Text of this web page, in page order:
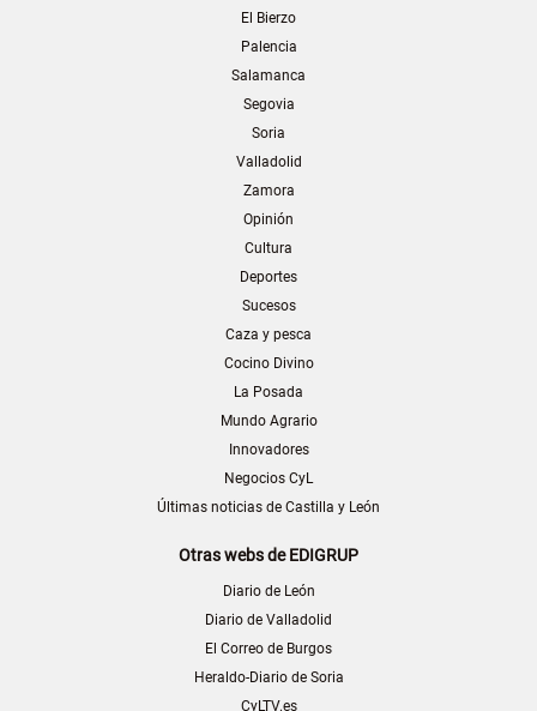
El Bierzo
Palencia
Salamanca
Segovia
Soria
Valladolid
Zamora
Opinión
Cultura
Deportes
Sucesos
Caza y pesca
Cocino Divino
La Posada
Mundo Agrario
Innovadores
Negocios CyL
Últimas noticias de Castilla y León
Otras webs de EDIGRUP
Diario de León
Diario de Valladolid
El Correo de Burgos
Heraldo-Diario de Soria
CyLTV.es